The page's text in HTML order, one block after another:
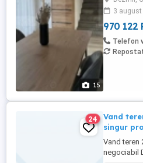
15
aplicarea
teren total
3 august
970 122
Telefon
24
Vand
singur
Vand teren
negociabil